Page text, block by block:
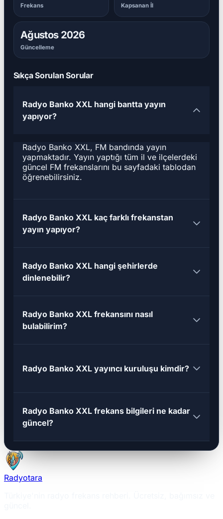
Frekans Kapsanan İl
Ağustos 2026
Güncelleme
Sıkça Sorulan Sorular
Radyo Banko XXL hangi bantta yayın
yapıyor?
Radyo Banko XXL, FM bandında yayın
yapmaktadır. Yayın yaptığı tüm il ve ilçelerdeki
güncel FM frekanslarını bu sayfadaki tablodan
öğrenebilirsiniz.
Radyo Banko XXL kaç farklı frekanstan
yayın yapıyor?
Radyo Banko XXL hangi şehirlerde
dinlenebilir?
Radyo Banko XXL frekansını nasıl
bulabilirim?
Radyo Banko XXL yayıncı kuruluşu kimdir?
Radyo Banko XXL frekans bilgileri ne kadar
güncel?
Radyotara